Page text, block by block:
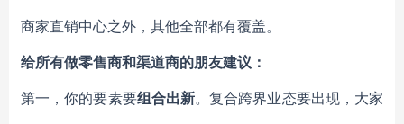
商家直销中心之外，其他全部都有覆盖。
给所有做零售商和渠道商的朋友建议：
第一，你的要素要组合出新。复合跨界业态要出现，大家